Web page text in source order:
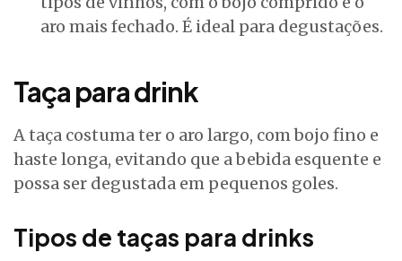
aro mais fechado. É ideal para degustações.
Taça para drink
A taça costuma ter o aro largo, com bojo fino e
haste longa, evitando que a bebida esquente e
possa ser degustada em pequenos goles.
Tipos de taças para drinks